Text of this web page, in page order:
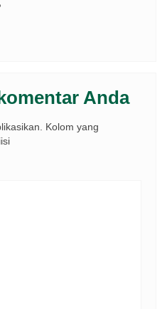
Anda
Kolom yang